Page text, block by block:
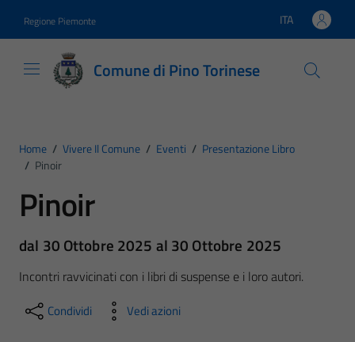
Regione Piemonte Lingua attiva:
ITA
Comune di Pino Torinese
Home / Vivere Il Comune / Eventi / Presentazione Libro
/ Pinoir
Pinoir
dal 30 Ottobre 2025 al 30 Ottobre 2025
Incontri ravvicinati con i libri di suspense e i loro autori.
Condividi Vedi azioni